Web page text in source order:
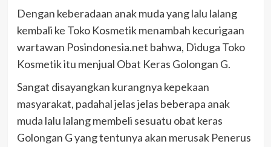
Dengan keberadaan anak muda yang lalu lalang
kembali ke Toko Kosmetik menambah kecurigaan
wartawan Posindonesia.net bahwa, Diduga Toko
Kosmetik itu menjual Obat Keras Golongan G.
Sangat disayangkan kurangnya kepekaan
masyarakat, padahal jelas jelas beberapa anak
muda lalu lalang membeli sesuatu obat keras
Golongan G yang tentunya akan merusak Penerus